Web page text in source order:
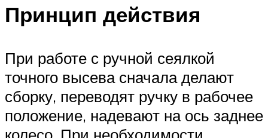
Принцип действия
При работе с ручной сеялкой
точного высева сначала делают
сборку, переводят ручку в рабочее
положение, надевают на ось заднее